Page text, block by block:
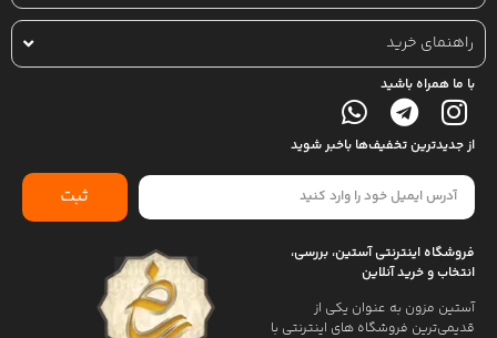
راهنمای خرید
با ما همراه باشید
از جدیدترین تخفیف‌ها باخبر شوید
ثبت
فروشگاه اینترنتی آستین، بررسی،
انتخاب و خرید آنلاین
آستین مزون به عنوان یکی از
قدیمی‌ترین فروشگاه های اینترنتی با